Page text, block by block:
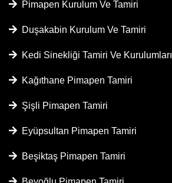
Pimapen Kurulum Ve Tamiri
Duşakabin Kurulum Ve Tamiri
Kedi Sinekliği Tamiri Ve Kurulumları
Kağıthane Pimapen Tamiri
Şişli Pimapen Tamiri
Eyüpsultan Pimapen Tamiri
Beşiktaş Pimapen Tamiri